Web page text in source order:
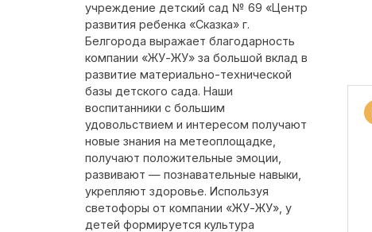
учреждение детский сад № 69 «Центр
развития ребенка «Сказка» г.
Белгорода выражает благодарность
компании «ЖУ-ЖУ» за большой вклад в
развитие материально-технической
базы детского сада. Наши
воспитанники с большим
удовольствием и интересом получают
новые знания на метеоплощадке,
получают положительные эмоции,
развивают — познавательные навыки,
укрепляют здоровье. Используя
светофоры от компании «ЖУ-ЖУ», у
детей формируется культура